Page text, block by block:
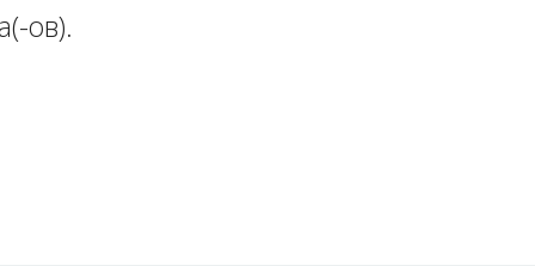
ов).